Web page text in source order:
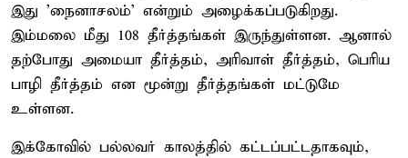
இது 'நைனாசலம்' என்றும் அழைக்கப்படுகிறது.
இம்மலை மீது 108 தீர்த்தங்கள் இருந்துள்ளன. ஆனால்
தற்போது அமையா தீர்த்தம், அரிவாள் தீர்த்தம், பெரிய
பாழி தீர்த்தம் என மூன்று தீர்த்தங்கள் மட்டுமே
உள்ளன.
இக்கோவில் பல்லவர் காலத்தில் கட்டப்பட்டதாகவும்,